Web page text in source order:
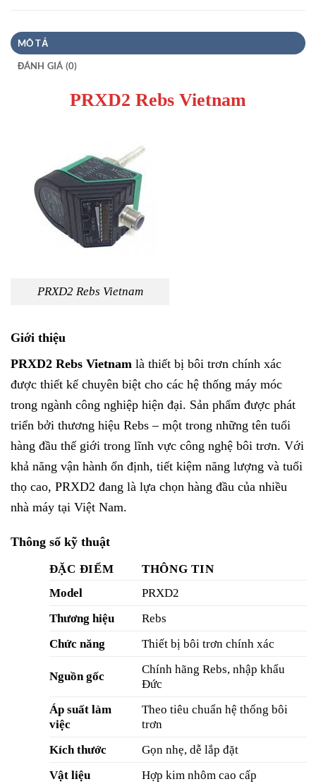
MÔ TẢ
ĐÁNH GIÁ (0)
PRXD2 Rebs Vietnam
PRXD2 Rebs Vietnam
Giới thiệu
PRXD2 Rebs Vietnam là thiết bị bôi trơn chính xác
được thiết kế chuyên biệt cho các hệ thống máy móc
trong ngành công nghiệp hiện đại. Sản phẩm được phát
triển bởi thương hiệu Rebs – một trong những tên tuổi
hàng đầu thế giới trong lĩnh vực công nghệ bôi trơn. Với
khả năng vận hành ổn định, tiết kiệm năng lượng và tuổi
thọ cao, PRXD2 đang là lựa chọn hàng đầu của nhiều
nhà máy tại Việt Nam.
Thông số kỹ thuật
ĐẶC ĐIỂM
THÔNG TIN
Model
PRXD2
Thương hiệu
Rebs
Chức năng
Thiết bị bôi trơn chính xác
Nguồn gốc
Chính hãng Rebs, nhập khẩu
Đức
Áp suất làm
việc
Theo tiêu chuẩn hệ thống bôi
trơn
Kích thước
Gọn nhẹ, dễ lắp đặt
Vật liệu
Hợp kim nhôm cao cấp